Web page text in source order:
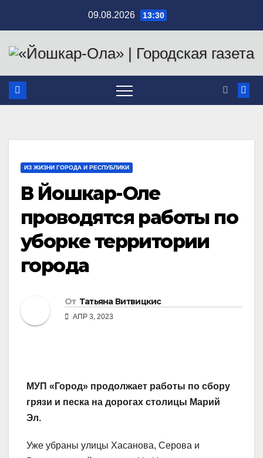
содержимому
09.08.2026 13:30
ИЗ ЖИЗНИ ГОРОДА И РЕСПУБЛИКИ
В Йошкар-Оле
проводятся работы по
уборке территории
города
От Татьяна Витвицкис
АПР 3, 2023
МУП «Город» продолжает работы по сбору
грязи и песка на дорогах столицы Марий
Эл.
Уже убраны улицы Хасанова, Серова и